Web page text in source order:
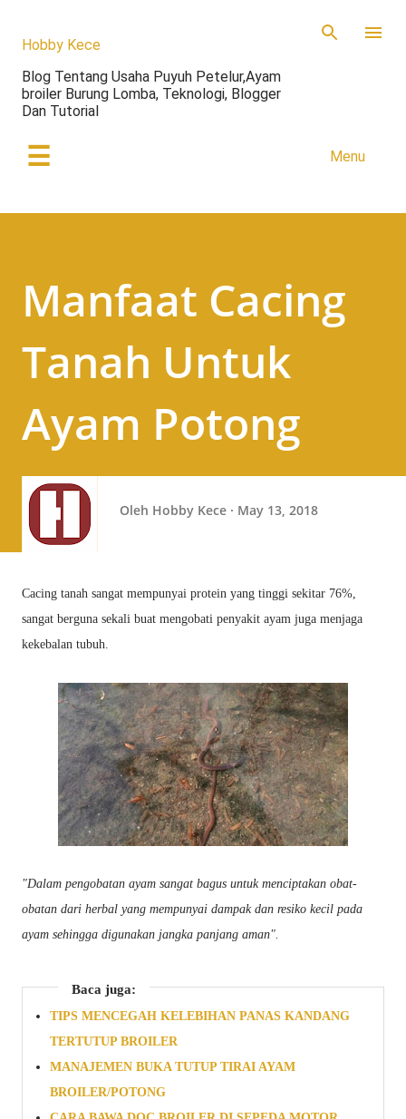
Hobby Kece
Blog Tentang Usaha Puyuh Petelur,Ayam
broiler Burung Lomba, Teknologi, Blogger
Dan Tutorial
☰ Menu
Manfaat Cacing
Tanah Untuk
Ayam Potong
Oleh Hobby Kece May 13, 2018
Cacing tanah sangat mempunyai protein yang tinggi sekitar 76%,
sangat berguna sekali buat mengobati penyakit ayam juga menjaga
kekebalan tubuh.
"Dalam pengobatan ayam sangat bagus untuk menciptakan obat-
obatan dari herbal yang mempunyai dampak dan resiko kecil pada
ayam sehingga digunakan jangka panjang aman".
Baca juga:
TIPS MENCEGAH KELEBIHAN PANAS KANDANG
TERTUTUP BROILER
MANAJEMEN BUKA TUTUP TIRAI AYAM
BROILER/POTONG